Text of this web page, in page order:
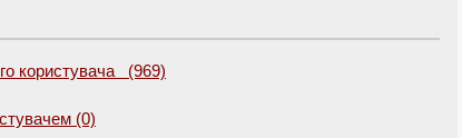
користувача (969)
(0)